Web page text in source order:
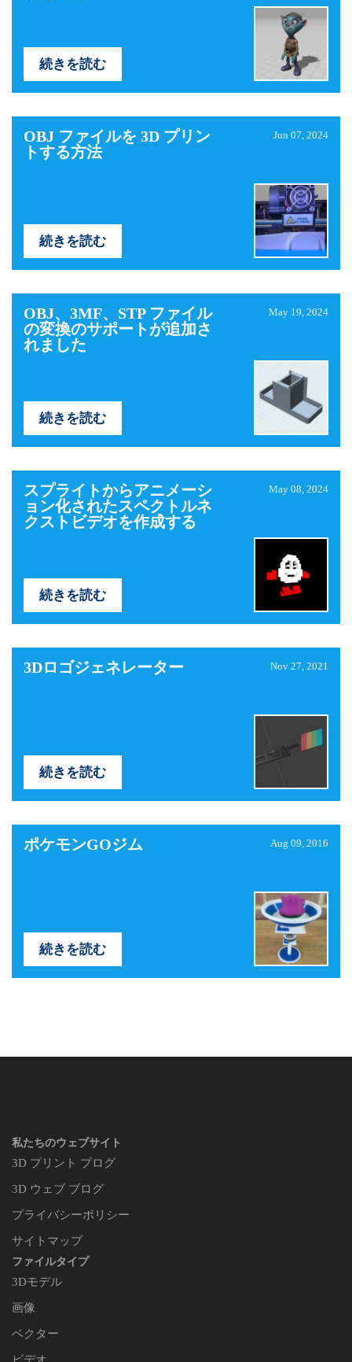
続きを読む
OBJ ファイルを 3D プリン
トする方法
Jun 07, 2024
続きを読む
OBJ、3MF、STP ファイル
の変換のサポートが追加さ
れました
May 19, 2024
続きを読む
スプライトからアニメーシ
ョン化されたスペクトルネ
クストビデオを作成する
May 08, 2024
続きを読む
3Dロゴジェネレーター Nov 27, 2021
続きを読む
ポケモンGOジム Aug 09, 2016
続きを読む
私たちのウェブサイト
3D プリント ブログ
3D ウェブ ブログ
プライバシーポリシー
サイトマップ
ファイルタイプ
3Dモデル
画像
ベクター